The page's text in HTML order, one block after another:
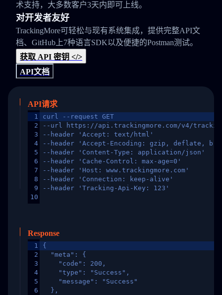
术支持，大多数客户3天内即可上线。
对开发者友好
TrackingMore可轻松与现有系统集成，提供完整API文
档、GitHub上7种语言SDK以及便捷的Postman测试。
获取 API 密钥 </>
API文档
API请求
1
2
3
4
5
6
7
8
9
10
curl --request GET
--url https://api.trackingmore.com/v4/trackings/
--header 'Accept: text/html'
--header 'Accept-Encoding: gzip, deflate,
--header 'Content-Type: application/json'
--header 'Cache-Control: max-age=0'
--header 'Host: www.trackingmore.com'
--header 'Connection: keep-alive'
--header 'Tracking-Api-Key: 123'
Response
1
2
3
4
5
6
{
  "meta": {
    "code": 200,
    "type": "Success",
    "message": "Success"
  },